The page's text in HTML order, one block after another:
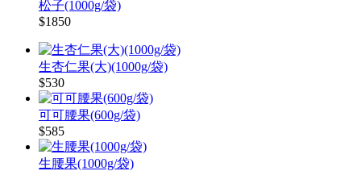
松子(1000g/袋)
$1850
生杏仁果(大)(1000g/袋)
$530
可可腰果(600g/袋)
$585
生腰果(1000g/袋)